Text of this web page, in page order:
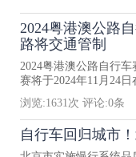
2024粤港澳公路
路将交通管制
2024粤港澳公路自行
赛将于2024年11月24日
浏览:1631 次 评论:0条
自行车回归城市